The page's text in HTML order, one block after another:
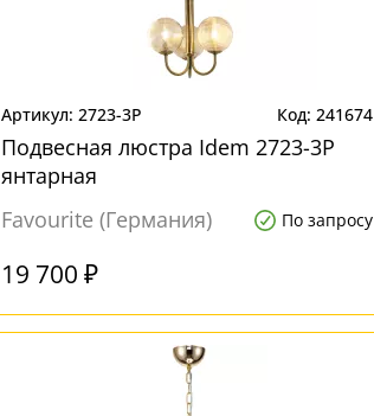
2723-3P 241674
Подвесная люстра Idem 2723-3P
янтарная
Favourite (Германия)
По запросу
19 700 ₽